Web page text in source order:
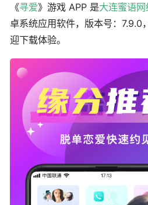
《寻爱》游戏 APP 是大连蜜语
卓系统应用软件，版本号：7.9.0
迎下载体验。